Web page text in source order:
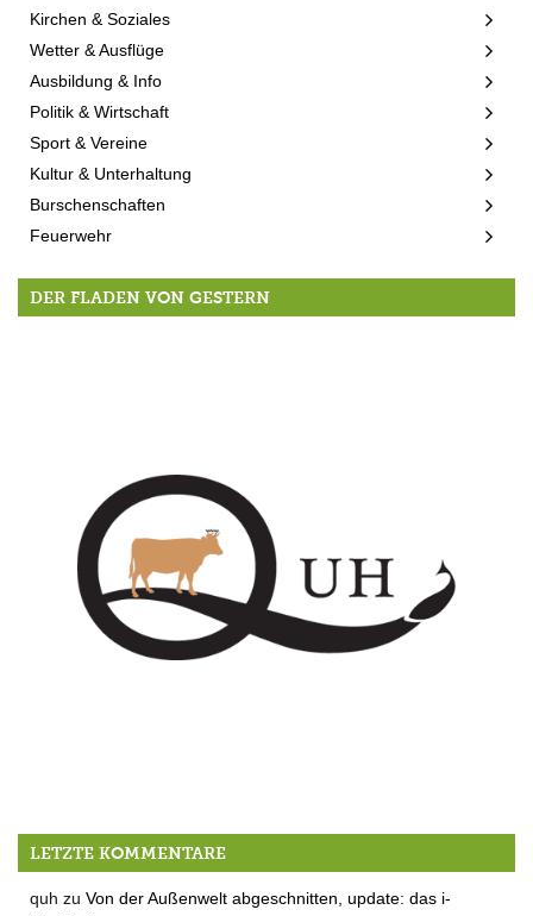
Kirchen & Soziales
Wetter & Ausflüge
Ausbildung & Info
Politik & Wirtschaft
Sport & Vereine
Kultur & Unterhaltung
Burschenschaften
Feuerwehr
DER FLADEN VON GESTERN
Bernd Mollerus, Kulturverein Berg
LETZTE KOMMENTARE
quh zu Von der Außenwelt abgeschnitten, update: das i-